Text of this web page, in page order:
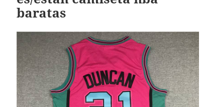
baratas